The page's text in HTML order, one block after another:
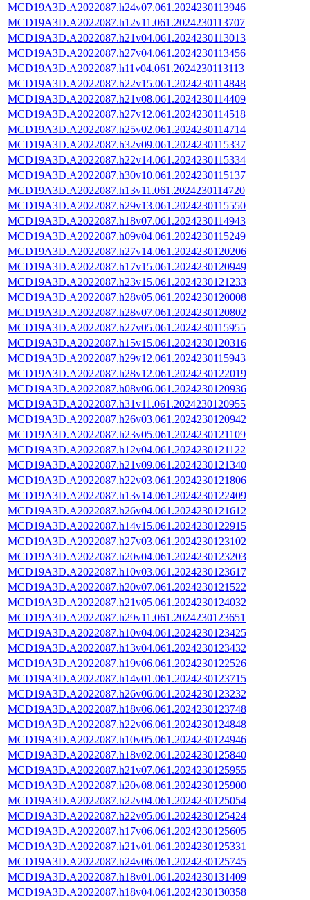
MCD19A3D.A2022087.h24v07.061.2024230113946
MCD19A3D.A2022087.h12v11.061.2024230113707
MCD19A3D.A2022087.h21v04.061.2024230113013
MCD19A3D.A2022087.h27v04.061.2024230113456
MCD19A3D.A2022087.h11v04.061.2024230113113
MCD19A3D.A2022087.h22v15.061.2024230114848
MCD19A3D.A2022087.h21v08.061.2024230114409
MCD19A3D.A2022087.h27v12.061.2024230114518
MCD19A3D.A2022087.h25v02.061.2024230114714
MCD19A3D.A2022087.h32v09.061.2024230115337
MCD19A3D.A2022087.h22v14.061.2024230115334
MCD19A3D.A2022087.h30v10.061.2024230115137
MCD19A3D.A2022087.h13v11.061.2024230114720
MCD19A3D.A2022087.h29v13.061.2024230115550
MCD19A3D.A2022087.h18v07.061.2024230114943
MCD19A3D.A2022087.h09v04.061.2024230115249
MCD19A3D.A2022087.h27v14.061.2024230120206
MCD19A3D.A2022087.h17v15.061.2024230120949
MCD19A3D.A2022087.h23v15.061.2024230121233
MCD19A3D.A2022087.h28v05.061.2024230120008
MCD19A3D.A2022087.h28v07.061.2024230120802
MCD19A3D.A2022087.h27v05.061.2024230115955
MCD19A3D.A2022087.h15v15.061.2024230120316
MCD19A3D.A2022087.h29v12.061.2024230115943
MCD19A3D.A2022087.h28v12.061.2024230122019
MCD19A3D.A2022087.h08v06.061.2024230120936
MCD19A3D.A2022087.h31v11.061.2024230120955
MCD19A3D.A2022087.h26v03.061.2024230120942
MCD19A3D.A2022087.h23v05.061.2024230121109
MCD19A3D.A2022087.h12v04.061.2024230121122
MCD19A3D.A2022087.h21v09.061.2024230121340
MCD19A3D.A2022087.h22v03.061.2024230121806
MCD19A3D.A2022087.h13v14.061.2024230122409
MCD19A3D.A2022087.h26v04.061.2024230121612
MCD19A3D.A2022087.h14v15.061.2024230122915
MCD19A3D.A2022087.h27v03.061.2024230123102
MCD19A3D.A2022087.h20v04.061.2024230123203
MCD19A3D.A2022087.h10v03.061.2024230123617
MCD19A3D.A2022087.h20v07.061.2024230121522
MCD19A3D.A2022087.h21v05.061.2024230124032
MCD19A3D.A2022087.h29v11.061.2024230123651
MCD19A3D.A2022087.h10v04.061.2024230123425
MCD19A3D.A2022087.h13v04.061.2024230123432
MCD19A3D.A2022087.h19v06.061.2024230122526
MCD19A3D.A2022087.h14v01.061.2024230123715
MCD19A3D.A2022087.h26v06.061.2024230123232
MCD19A3D.A2022087.h18v06.061.2024230123748
MCD19A3D.A2022087.h22v06.061.2024230124848
MCD19A3D.A2022087.h10v05.061.2024230124946
MCD19A3D.A2022087.h18v02.061.2024230125840
MCD19A3D.A2022087.h21v07.061.2024230125955
MCD19A3D.A2022087.h20v08.061.2024230125900
MCD19A3D.A2022087.h22v04.061.2024230125054
MCD19A3D.A2022087.h22v05.061.2024230125424
MCD19A3D.A2022087.h17v06.061.2024230125605
MCD19A3D.A2022087.h21v01.061.2024230125331
MCD19A3D.A2022087.h24v06.061.2024230125745
MCD19A3D.A2022087.h18v01.061.2024230131409
MCD19A3D.A2022087.h18v04.061.2024230130358